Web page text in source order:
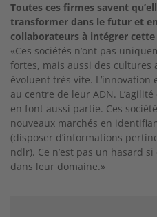
Toutes ces firmes savent
transformer dans le futur et
collaborateurs à intégrer
«Ces sociétés n’ont pas
fortes, mais aussi des cultures
évoluent très vite.
au centre de leur ADN.
en font aussi partie. Ces
nouveaux marchés en
(disposer d’informations
ndlr). Ce n’est pas un hasard
dans leur domaine.»